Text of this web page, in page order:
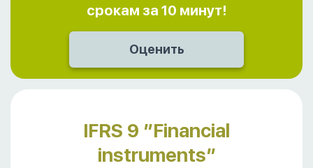
срокам за 10 минут!
IFRS 9 ”Financial
instruments”